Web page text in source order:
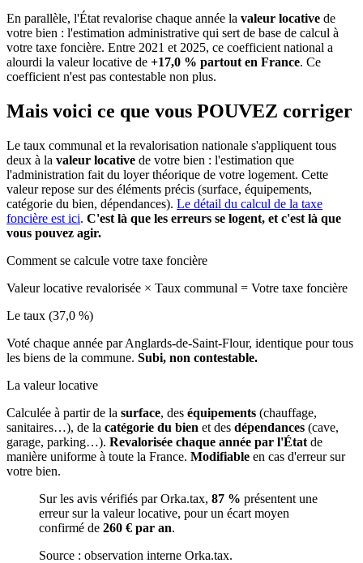
En parallèle, l'État revalorise chaque année la valeur locative de
votre bien : l'estimation administrative qui sert de base de calcul à
votre taxe foncière. Entre 2021 et 2025, ce coefficient national a
alourdi la valeur locative de +17,0 % partout en France. Ce
coefficient n'est pas contestable non plus.
Mais voici ce que vous POUVEZ corriger
Le taux communal et la revalorisation nationale s'appliquent tous
deux à la valeur locative de votre bien : l'estimation que
l'administration fait du loyer théorique de votre logement. Cette
valeur repose sur des éléments précis (surface, équipements,
catégorie du bien, dépendances). Le détail du calcul de la taxe
foncière est ici. C'est là que les erreurs se logent, et c'est là que
vous pouvez agir.
Comment se calcule votre taxe foncière
Valeur locative revalorisée × Taux communal = Votre taxe foncière
Le taux (37,0 %)
Voté chaque année par Anglards-de-Saint-Flour, identique pour tous
les biens de la commune. Subi, non contestable.
La valeur locative
Calculée à partir de la surface, des équipements (chauffage,
sanitaires…), de la catégorie du bien et des dépendances (cave,
garage, parking…). Revalorisée chaque année par l'État de
manière uniforme à toute la France. Modifiable en cas d'erreur sur
votre bien.
Sur les avis vérifiés par Orka.tax, 87 % présentent une
erreur sur la valeur locative, pour un écart moyen
confirmé de 260 € par an.
Source : observation interne Orka.tax.